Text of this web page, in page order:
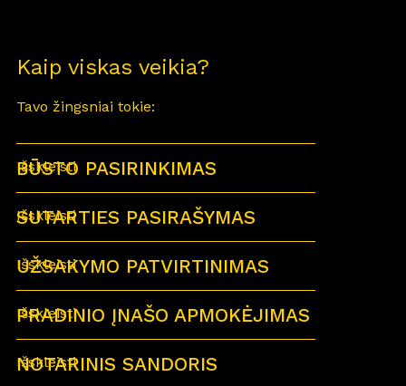
Kaip viskas veikia?
Tavo žingsniai tokie:
Išskleisti
BŪSTO PASIRINKIMAS
Išskleisti
SUTARTIES PASIRAŠYMAS
Išskleisti
UŽSAKYMO PATVIRTINIMAS
Išskleisti
PRADINIO ĮNAŠO APMOKĖJIMAS
Išskleisti
NOTARINIS SANDORIS